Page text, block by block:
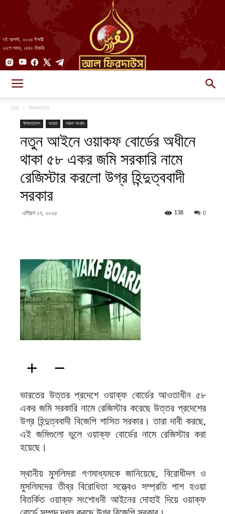
৭ই আগস্ট, ২০২৬ ঈসায়ী
২৩শে সফর, ১৪৪৮ হিজরি
||
আল-
হোম উপমহাদেশ
উপমহাদেশ ভারত সকল সংবাদ
নতুন আইনে ওয়াকফ বোর্ডের অধীনে
থাকা ৫৮ একর জমি সরকারি নামে
রেজিস্টার করলো উগ্র হিন্দুত্ববাদী
সরকার
এপ্রিল ১৭, ২০২৫ 0
138
ভারতের উত্তর প্রদেশে ওয়াক্‌ফ বোর্ডের আওতাধীন ৫৮
একর জমি সরকারি নামে রেজিস্টার করেছে উত্তর প্রদেশের
উগ্র হিন্দুত্ববাদী বিজেপি শাসিত সরকার। তারা দাবী করছে,
এই জমিগুলো ভুলে ওয়াক্‌ফ বোর্ডের নামে রেজিস্টার করা
হয়েছে।
স্থানীয় মুসলিমরা গণমাধ্যমকে জানিয়েছে, বিরোধীদল ও
মুসলিমদের তীব্র বিরোধিতা সত্ত্বেও সম্প্রতি পাশ হওয়া
বিতর্কিত ওয়াক্‌ফ সংশোধনী আইনের দোহাই দিয়ে ওয়াক্‌ফ